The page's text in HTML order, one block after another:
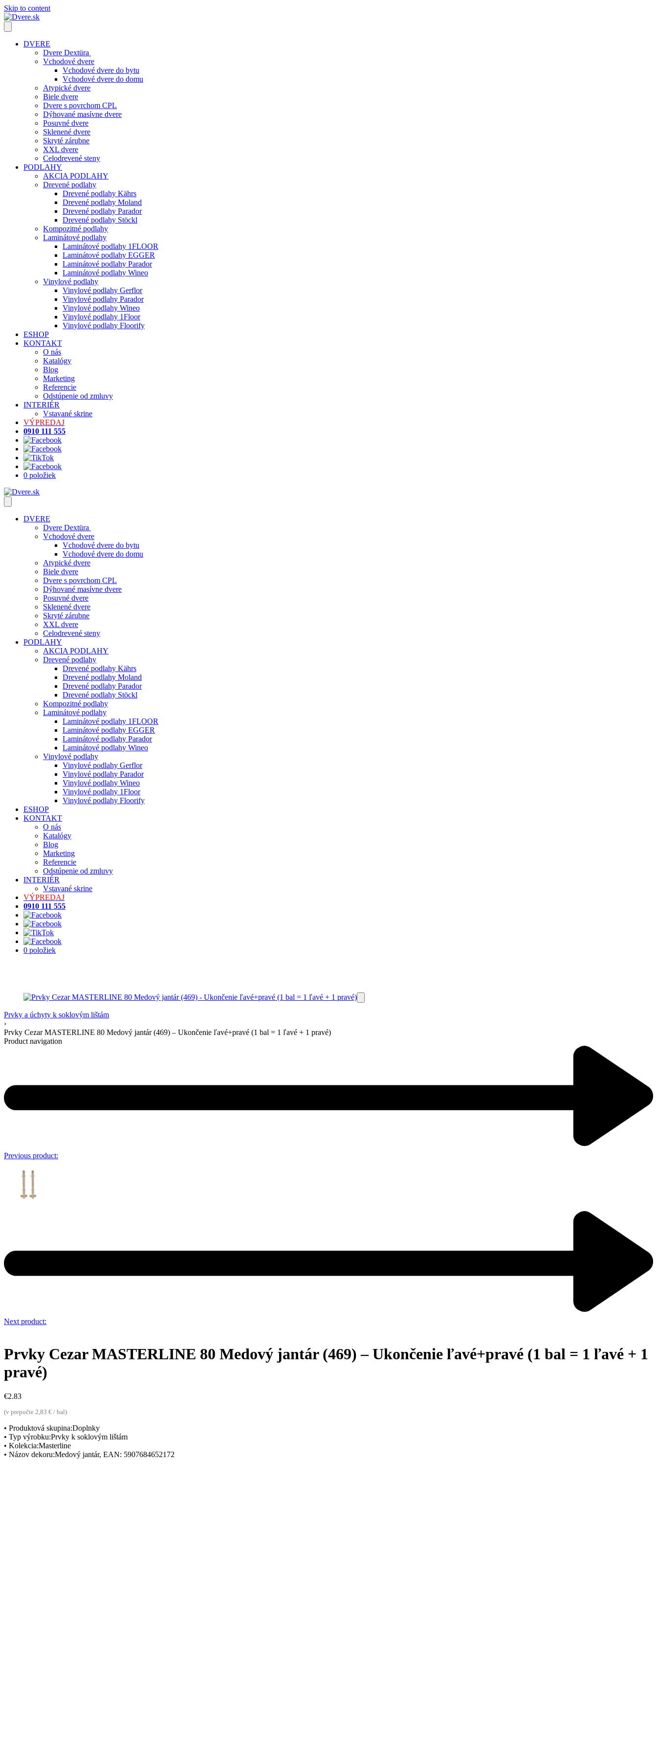
Skip to content
DVERE
Dvere Dextüra
Vchodové dvere
Vchodové dvere do bytu
Vchodové dvere do domu
Atypické dvere
Biele dvere
Dvere s povrchom CPL
Dýhované masívne dvere
Posuvné dvere
Sklenené dvere
Skryté zárubne
XXL dvere
Celodrevené steny
PODLAHY
AKCIA PODLAHY
Drevené podlahy
Drevené podlahy Kährs
Drevené podlahy Moland
Drevené podlahy Parador
Drevené podlahy Stöckl
Kompozitné podlahy
Laminátové podlahy
Laminátové podlahy 1FLOOR
Laminátové podlahy EGGER
Laminátové podlahy Parador
Laminátové podlahy Wineo
Vinylové podlahy
Vinylové podlahy Gerflor
Vinylové podlahy Parador
Vinylové podlahy Wineo
Vinylové podlahy 1Floor
Vinylové podlahy Floorify
ESHOP
KONTAKT
O nás
Katalógy
Blog
Marketing
Referencie
Odstúpenie od zmluvy
INTERIÉR
Vstavané skrine
VÝPREDAJ
0910 111 555
0 položiek
DVERE
Dvere Dextüra
Vchodové dvere
Vchodové dvere do bytu
Vchodové dvere do domu
Atypické dvere
Biele dvere
Dvere s povrchom CPL
Dýhované masívne dvere
Posuvné dvere
Sklenené dvere
Skryté zárubne
XXL dvere
Celodrevené steny
PODLAHY
AKCIA PODLAHY
Drevené podlahy
Drevené podlahy Kährs
Drevené podlahy Moland
Drevené podlahy Parador
Drevené podlahy Stöckl
Kompozitné podlahy
Laminátové podlahy
Laminátové podlahy 1FLOOR
Laminátové podlahy EGGER
Laminátové podlahy Parador
Laminátové podlahy Wineo
Vinylové podlahy
Vinylové podlahy Gerflor
Vinylové podlahy Parador
Vinylové podlahy Wineo
Vinylové podlahy 1Floor
Vinylové podlahy Floorify
ESHOP
KONTAKT
O nás
Katalógy
Blog
Marketing
Referencie
Odstúpenie od zmluvy
INTERIÉR
Vstavané skrine
VÝPREDAJ
0910 111 555
0 položiek
Prvky a úchyty k soklovým lištám
›
Prvky Cezar MASTERLINE 80 Medový jantár (469) – Ukončenie ľavé+pravé (1 bal = 1 ľavé + 1 pravé)
Product navigation
Previous product:
Next product:
Prvky Cezar MASTERLINE 80 Medový jantár (469) – Ukončenie ľavé+pravé (1 bal = 1 ľavé + 1
pravé)
€2.83
(v prepočte 2,83 € / bal)
• Produktová skupina:Doplnky
• Typ výrobku:Prvky k soklovým lištám
• Kolekcia:Masterline
• Názov dekoru:Medový jantár, EAN: 5907684652172